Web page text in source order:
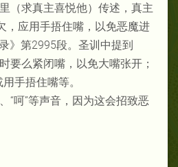
（求真主喜悦他）传述，真主
，应用手捂住嘴，以免恶魔进
》第2995段。圣训中提到
要么紧闭嘴，以免大嘴张开；
手捂住嘴等。
“呵”等声音，因为这会招致恶